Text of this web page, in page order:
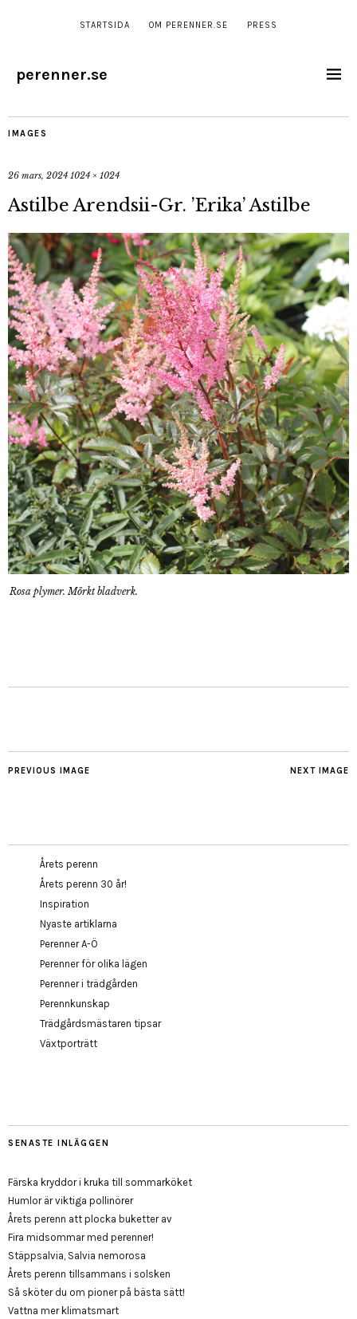
STARTSIDA OM PERENNER.SE PRESS
perenner.se
IMAGES
26 mars, 2024 1024 × 1024
Astilbe Arendsii-Gr. ’Erika’ Astilbe
Rosa plymer. Mörkt bladverk.
NEXT IMAGE
PREVIOUS IMAGE
Årets perenn
Årets perenn 30 år!
Inspiration
Nyaste artiklarna
Perenner A-Ö
Perenner för olika lägen
Perenner i trädgården
Perennkunskap
Trädgårdsmästaren tipsar
Växtporträtt
SENASTE INLÄGGEN
Färska kryddor i kruka till sommarköket
Humlor är viktiga pollinörer
Årets perenn att plocka buketter av
Fira midsommar med perenner!
Stäppsalvia, Salvia nemorosa
Årets perenn tillsammans i solsken
Så sköter du om pioner på bästa sätt!
Vattna mer klimatsmart